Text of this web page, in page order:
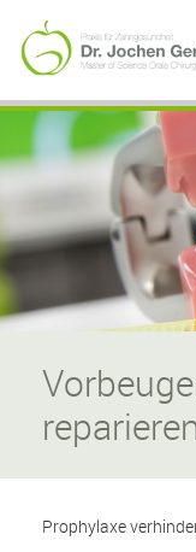
Prophylaxe